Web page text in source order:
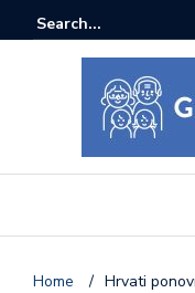
Home / Hrvati